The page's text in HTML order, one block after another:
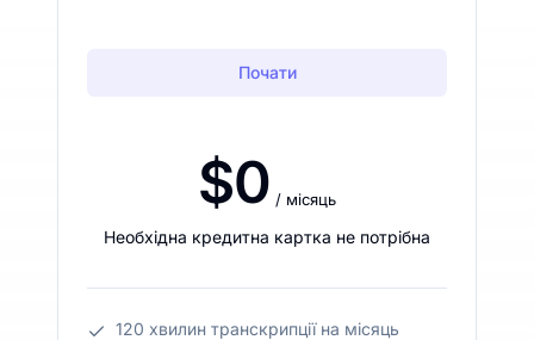
Почати
$0 / місяць
Необхідна кредитна картка не потрібна
120 хвилин транскрипції на місяць